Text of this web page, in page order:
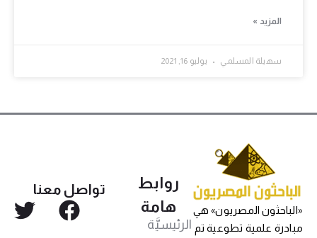
المزيد »
سهيلة المسلمي يوليو 16, 2021
«الباحثون المصريون» هي
مبادرة علمية تطوعية تم
روابط
هامة
الرئيسيَّة
تواصل معنا